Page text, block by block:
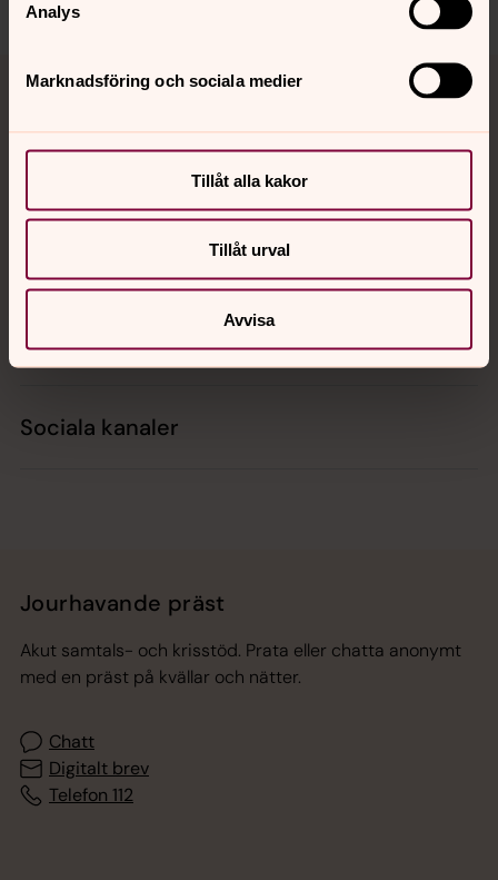
Analys
Marknadsföring och sociala medier
Tillåt alla kakor
Tillåt urval
Avvisa
Hitta snabbt
Sociala kanaler
Jourhavande präst
Akut samtals- och krisstöd. Prata eller chatta anonymt
med en präst på kvällar och nätter.
Chatt
Digitalt brev
Telefon 112